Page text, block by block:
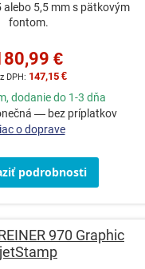
alebo 5,5 mm s pätkovým
fontom.
€
147,15 €
dodanie do 1-3 dňa
— bez príplatkov
o doprave
podrobnosti
970 Graphic
jetStamp